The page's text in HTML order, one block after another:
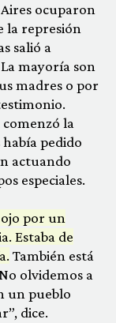
ocuparon
la represión
salió a
mayoría son
madres o por
la
pedido
actuando
especiales.
por un
Estaba de
También está
olvidemos a
un pueblo
dice.